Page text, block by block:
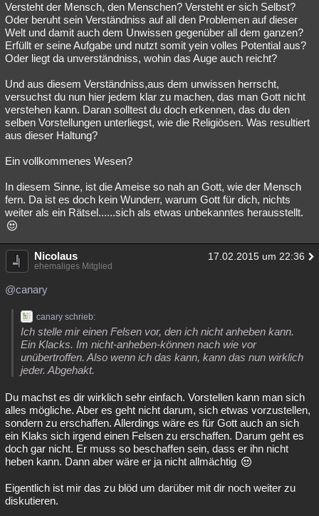
Versteht der Mensch, den Menschen? Versteht er sich Selbst?
Oder beruht sein Verständniss auf all den Problemen auf dieser
Welt und damit auch dem Unwissen gegenüber all dem ganzen?
Erfüllt er seine Aufgabe und nutzt somit yein volles Potential aus?
Oder liegt da unverständniss, wohin das Auge auch reicht?
Und aus diesem Verständniss,aus dem unwissen herrscht,
versuchst du nun hier jedem klar zu machen, das man Gott nicht
verstehen kann. Daran solltest du doch erkennen, das du den
selben Vorstellungen unterliegst, wie die Religiösen. Was resultiert
aus dieser Haltung?
Ein vollkommenes Wesen?
In diesem Sinne, ist die Ameise so nah an Gott, wie der Mensch
fern. Da ist es doch kein Wunderr, warum Gott für dich, nichts
weiter als ein Rätsel......sich als etwas unbekanntes herausstellt.
Nicolaus 17.02.2015 um 22:36
ehemaliges Mitglied
@canary
canary schrieb:
Ich stelle mir einen Felsen vor, den ich nicht anheben kann.
Ein Klacks. Im nicht-anheben-können nach wie vor
unübertroffen. Also wenn ich das kann, kann das nun wirklich
jeder. Abgehakt.
Du machst es dir wirklich sehr einfach. Vorstellen kann man sich
alles mögliche. Aber es geht nicht darum, sich etwas vorzustellen,
sondern zu erschaffen. Allerdings wäre es für Gott auch an sich
ein Klaks sich irgend einen Felsen zu erschaffen. Darum geht es
doch gar nicht. Er muss so beschaffen sein, dass er ihn nicht
heben kann. Dann aber wäre er ja nicht allmächtig
Eigentlich ist mir das zu blöd um darüber mit dir noch weiter zu
diskutieren.